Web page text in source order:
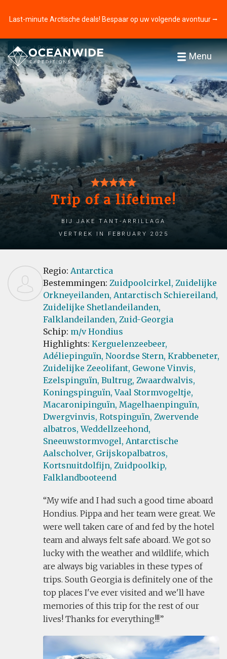
Last-minute Arctische deals! Bespaar op uw volgende avontuur ⭢
Menu
Home Recensies
Trip of a lifetime!
bij Jake Tant-Arrillaga
Vertrek in February 2025
Regio: Antarctica
Bestemmingen: Zuidpoolcirkel, Zuidelijke
Orkneyeilanden, Antarctisch Schiereiland,
Zuidelijke Shetlandeilanden,
Falklandeilanden, Zuid-Georgia
Schip: m/v Hondius
Highlights: Kerguelenzeebeer,
Adéliepinguïn, Noordse Stern, Krabbeneter,
Zuidelijke Zeeolifant, Gewone Vinvis,
Ezelspinguïn, Bultrug, Zwaardwalvis,
Koningspinguïn, Vaal Stormvogeltje,
Macaronipinguïn, Magelhaenpinguïn,
Dwergvinvis, Rotspinguïn, Zwervende
albatros, Weddellzeehond,
Sneeuwstormvogel, Antarctische
Aalscholver, Grijskopalbatros,
Kortsnuitdolfijn, Zuidpoolkip,
Falklandbooteend
My wife and I had such a good time aboard
Hondius. Pippa and her team were great. We
were well taken care of and fed by the hotel
team and always felt safe aboard. We got so
lucky with the weather and wildlife, which
are always big variables in these types of
trips. South Georgia is definitely one of the
top places I've ever visited and we'll have
memories of this trip for the rest of our
lives! Thanks for everything!!!